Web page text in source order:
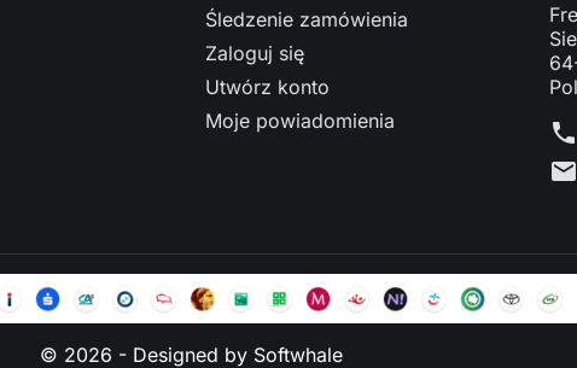
Śledzenie zamówienia
Zaloguj się
Utwórz konto
Moje powiadomienia
phone
mail
© 2026 - Designed by Softwhale